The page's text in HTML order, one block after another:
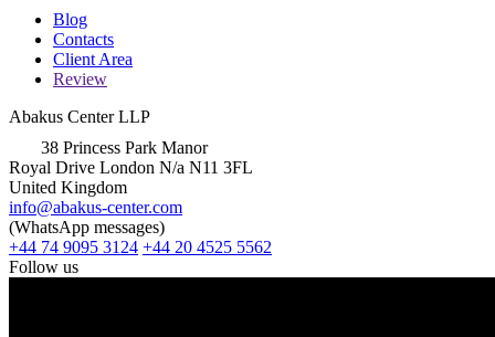
Blog
Contacts
Client Area
Review
Abakus Center LLP
38 Princess Park Manor
Royal Drive London N/a N11 3FL
United Kingdom
info@abakus-center.com
(WhatsApp messages)
+44 74 9095 3124 +44 20 4525 5562
Follow us